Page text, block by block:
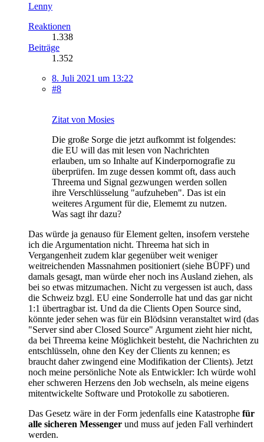
Lenny
Reaktionen
1.338
Beiträge
1.352
8. Juli 2021 um 13:22
#8
Zitat von Mosies
Die große Sorge die jetzt aufkommt ist folgendes:
die EU will das mit lesen von Nachrichten
erlauben, um so Inhalte auf Kinderpornografie zu
überprüfen. Im zuge dessen kommt oft, dass auch
Threema und Signal gezwungen werden sollen
ihre Verschlüsselung "aufzuheben". Das ist ein
weiteres Argument für die, Elememt zu nutzen.
Was sagt ihr dazu?
Das würde ja genauso für Element gelten, insofern verstehe
ich die Argumentation nicht. Threema hat sich in
Vergangenheit zudem klar gegenüber weit weniger
weitreichenden Massnahmen positioniert (siehe BÜPF) und
damals gesagt, man würde eher noch ins Ausland ziehen, als
bei so etwas mitzumachen. Nicht zu vergessen ist auch, dass
die Schweiz bzgl. EU eine Sonderrolle hat und das gar nicht
1:1 übertragbar ist. Und da die Clients Open Source sind,
könnte jeder sehen was für ein Blödsinn veranstaltet wird (das
"Server sind aber Closed Source" Argument zieht hier nicht,
da bei Threema keine Möglichkeit besteht, die Nachrichten zu
entschlüsseln, ohne den Key der Clients zu kennen; es
braucht daher zwingend eine Modifikation der Clients). Jetzt
noch meine persönliche Note als Entwickler: Ich würde wohl
eher schweren Herzens den Job wechseln, als meine eigens
mitentwickelte Software und Protokolle zu sabotieren.
Das Gesetz wäre in der Form jedenfalls eine Katastrophe für
alle sicheren Messenger und muss auf jeden Fall verhindert
werden.